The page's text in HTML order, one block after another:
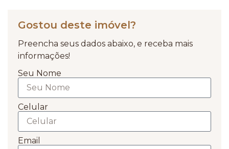
Gostou deste imóvel?
Preencha seus dados abaixo, e receba mais
informações!
Seu Nome
Celular
Email